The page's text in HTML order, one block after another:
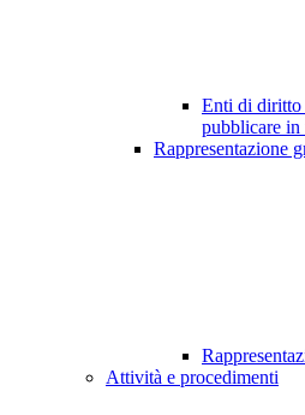
Enti di diritto
pubblicare in
Rappresentazione
Attività e procedimenti